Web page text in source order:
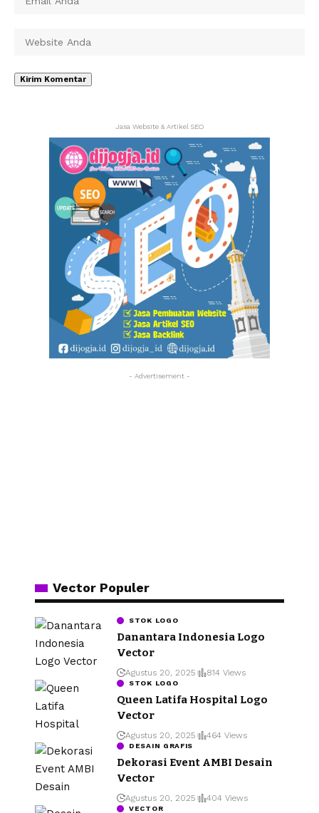
Jasa Website & Artikel SEO
- Advertisement -
Vector Populer
STOK LOGO
Danantara Indonesia Logo
Vector
Agustus 20, 2025 814 Views
STOK LOGO
Queen Latifa Hospital Logo
Vector
Agustus 20, 2025 464 Views
DESAIN GRAFIS
Dekorasi Event AMBI Desain
Vector
Agustus 20, 2025 404 Views
VECTOR